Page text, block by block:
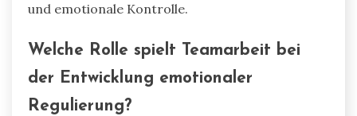
und emotionale Kontrolle.
Welche Rolle spielt Teamarbeit bei
der Entwicklung emotionaler
Regulierung?